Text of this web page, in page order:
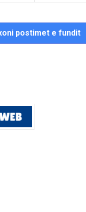
postimet e fundit